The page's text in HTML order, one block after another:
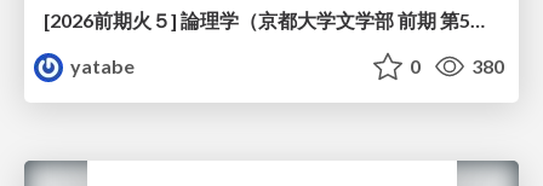
[2026前期火５] 論理学（京都大学文学部 前期 第5回）「 ならばの問題演習・proof net・かつの規則」
yatabe
0 380